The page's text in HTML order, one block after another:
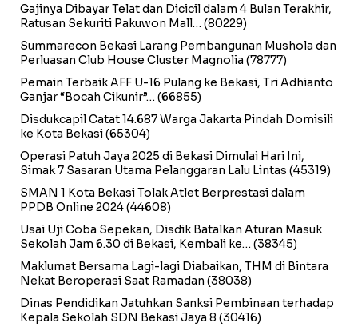
Gajinya Dibayar Telat dan Dicicil dalam 4 Bulan Terakhir,
Ratusan Sekuriti Pakuwon Mall… (80229)
Summarecon Bekasi Larang Pembangunan Mushola dan
Perluasan Club House Cluster Magnolia (78777)
Pemain Terbaik AFF U-16 Pulang ke Bekasi, Tri Adhianto
Ganjar “Bocah Cikunir”… (66855)
Disdukcapil Catat 14.687 Warga Jakarta Pindah Domisili
ke Kota Bekasi(65304)
Operasi Patuh Jaya 2025 di Bekasi Dimulai Hari Ini,
Simak 7 Sasaran Utama Pelanggaran Lalu Lintas (45319)
SMAN 1 Kota Bekasi Tolak Atlet Berprestasi dalam
PPDB Online 2024(44608)
Usai Uji Coba Sepekan, Disdik Batalkan Aturan Masuk
Sekolah Jam 6.30 di Bekasi, Kembali ke… (38345)
Maklumat Bersama Lagi-lagi Diabaikan, THM di Bintara
Nekat Beroperasi Saat Ramadan (38038)
Dinas Pendidikan Jatuhkan Sanksi Pembinaan terhadap
Kepala Sekolah SDN Bekasi Jaya 8 (30416)